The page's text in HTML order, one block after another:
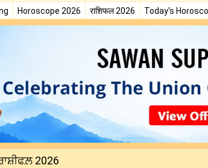
Horoscope 2026 राशिफल 2026 Today's
2026